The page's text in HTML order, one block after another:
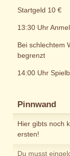
Startgeld 10 €
13:30 Uhr
Bei schlechtem
begrenzt
14:00 Uhr
Pinnwand
Hier gibts noch
ersten!
Du musst